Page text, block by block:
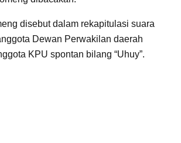
disebut dalam rekapitulasi suara
Dewan Perwakilan daerah
KPU spontan bilang “Uhuy”.